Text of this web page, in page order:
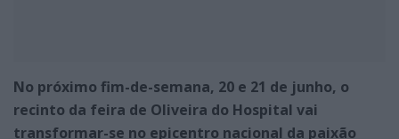
No próximo fim-de-semana, 20 e 21 de junho, o
recinto da feira de Oliveira do Hospital vai
transformar-se no epicentro nacional da paixão